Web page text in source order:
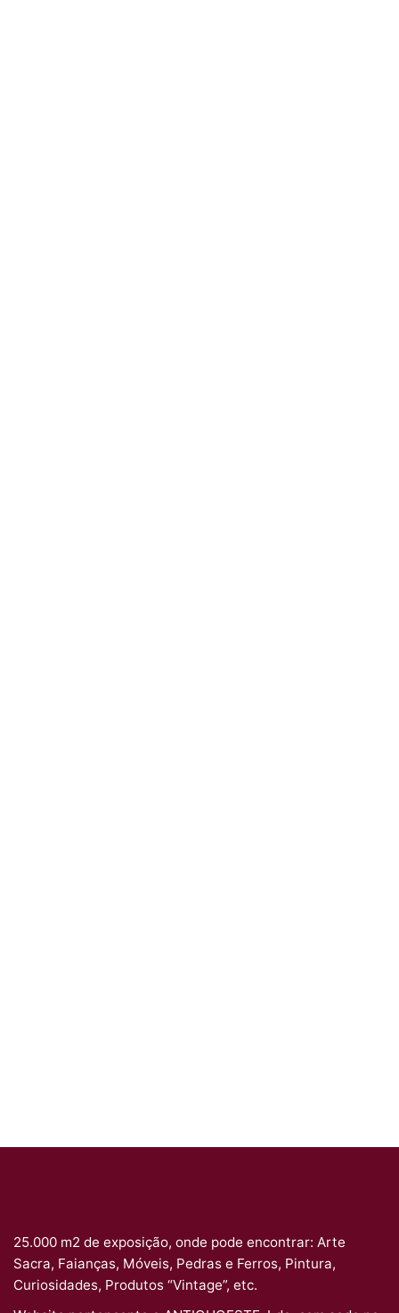
25.000 m2 de exposição, onde pode encontrar: Arte
Sacra, Faianças, Móveis, Pedras e Ferros, Pintura,
Curiosidades, Produtos “Vintage”, etc.